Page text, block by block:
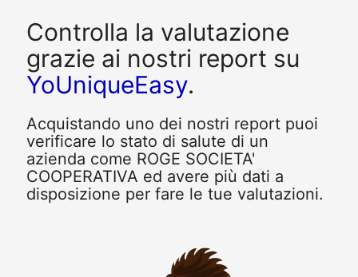
Controlla la valutazione
grazie ai nostri report su
YoUniqueEasy.
Acquistando uno dei nostri report puoi
verificare lo stato di salute di un
azienda come ROGE SOCIETA'
COOPERATIVA ed avere più dati a
disposizione per fare le tue valutazioni.